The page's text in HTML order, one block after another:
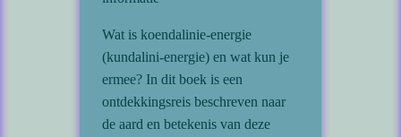
Wat is koendalinie-energie
(kundalini-energie) en wat kun je
ermee? In dit boek is een
ontdekkingsreis beschreven naar
de aard en betekenis van deze